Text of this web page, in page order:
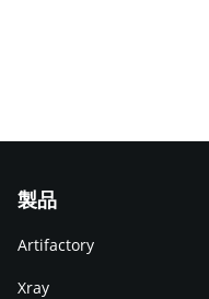
製品
Artifactory
Xray